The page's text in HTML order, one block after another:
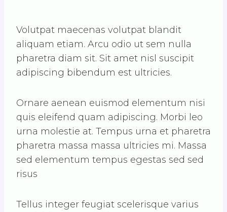
Volutpat maecenas volutpat blandit
aliquam etiam. Arcu odio ut sem nulla
pharetra diam sit. Sit amet nisl suscipit
adipiscing bibendum est ultricies.
Ornare aenean euismod elementum nisi
quis eleifend quam adipiscing. Morbi leo
urna molestie at. Tempus urna et pharetra
pharetra massa massa ultricies mi. Massa
sed elementum tempus egestas sed sed
risus
Tellus integer feugiat scelerisque varius